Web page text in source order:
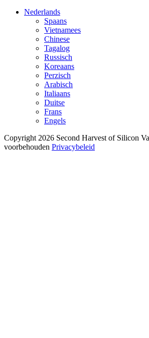
Nederlands
Spaans
Vietnamees
Chinese
Tagalog
Russisch
Koreaans
Perzisch
Arabisch
Italiaans
Duitse
Frans
Engels
Copyright 2026 Second Harvest of Silicon
voorbehouden Privacybeleid